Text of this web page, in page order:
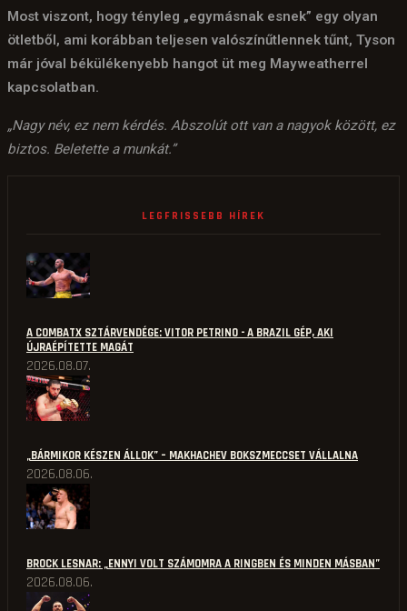
Most viszont, hogy tényleg „egymásnak esnek” egy olyan
ötletből, ami korábban teljesen valószínűtlennek tűnt, Tyson
már jóval békülékenyebb hangot üt meg Mayweatherrel
kapcsolatban.
„Nagy név, ez nem kérdés. Abszolút ott van a nagyok között, ez
biztos. Beletette a munkát.”
LEGFRISSEBB HÍREK
A COMBATX SZTÁRVENDÉGE: VITOR PETRINO - A BRAZIL GÉP, AKI
ÚJRAÉPÍTETTE MAGÁT
2026.08.07.
„BÁRMIKOR KÉSZEN ÁLLOK” – MAKHACHEV BOKSZMECCSET VÁLLALNA
2026.08.06.
BROCK LESNAR: „ENNYI VOLT SZÁMOMRA A RINGBEN ÉS MINDEN MÁSBAN”
2026.08.06.